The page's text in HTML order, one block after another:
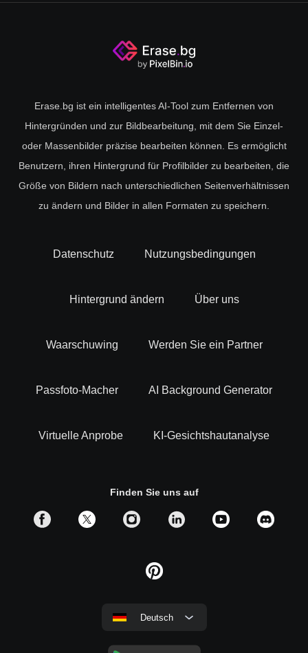
Erase.bg ist ein intelligentes AI-Tool zum Entfernen von
Hintergründen und zur Bildbearbeitung, mit dem Sie Einzel-
oder Massenbilder präzise bearbeiten können. Es ermöglicht
Benutzern, ihren Hintergrund für Profilbilder zu bearbeiten, die
Größe von Bildern nach unterschiedlichen Seitenverhältnissen
zu ändern und Bilder in allen Formaten zu speichern.
Datenschutz Nutzungsbedingungen
Hintergrund ändern Über uns
Waarschuwing Werden Sie ein Partner
Passfoto-Macher AI Background Generator
Virtuelle Anprobe KI-Gesichtshautanalyse
Finden Sie uns auf
Deutsch